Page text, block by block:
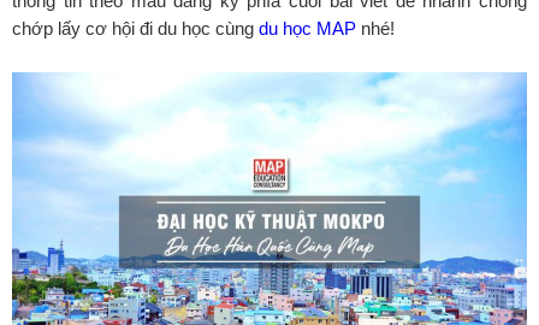
chớp lấy cơ hội đi du học cùng du học MAP nhé!